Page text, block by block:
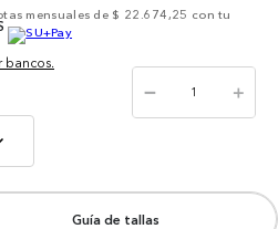
mensuales de $ 22.674,25 con tu
bancos.
＋
－
Guía de tallas